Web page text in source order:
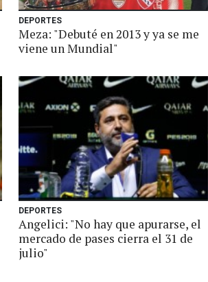
DEPORTES
Meza: "Debuté en 2013 y ya se me
viene un Mundial"
DEPORTES
Angelici: "No hay que apurarse, el
mercado de pases cierra el 31 de
julio"